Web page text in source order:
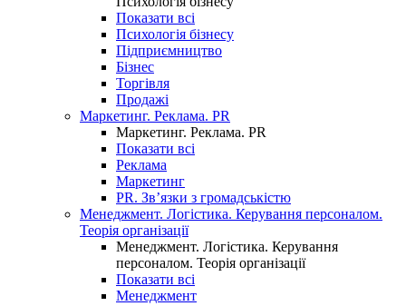
Показати всі
Психологія бізнесу
Підприємництво
Бізнес
Торгівля
Продажі
Маркетинг. Реклама. PR
Маркетинг. Реклама. PR
Показати всі
Реклама
Маркетинг
PR. Зв’язки з громадськістю
Менеджмент. Логістика. Керування персоналом.
Теорія організації
Менеджмент. Логістика. Керування
персоналом. Теорія організації
Показати всі
Менеджмент